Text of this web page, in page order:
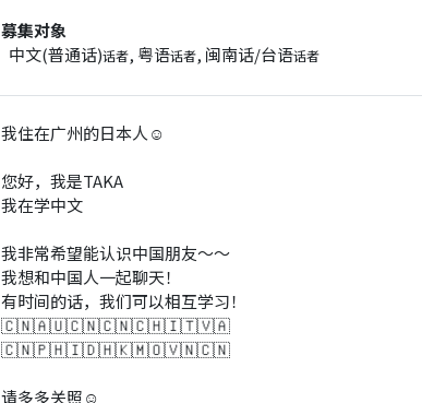
募集对象
中文(普通话)话者, 粤语话者, 闽南话/台语话者
我住在广州的日本人☺
您好，我是TAKA
我在学中文
我非常希望能认识中国朋友～～
我想和中国人一起聊天！
有时间的话，我们可以相互学习！
🇨🇳🇦🇺🇨🇳🇨🇳🇨🇭🇮🇹🇻🇦
🇨🇳🇵🇭🇮🇩🇭🇰🇲🇴🇻🇳🇨🇳
请多多关照☺